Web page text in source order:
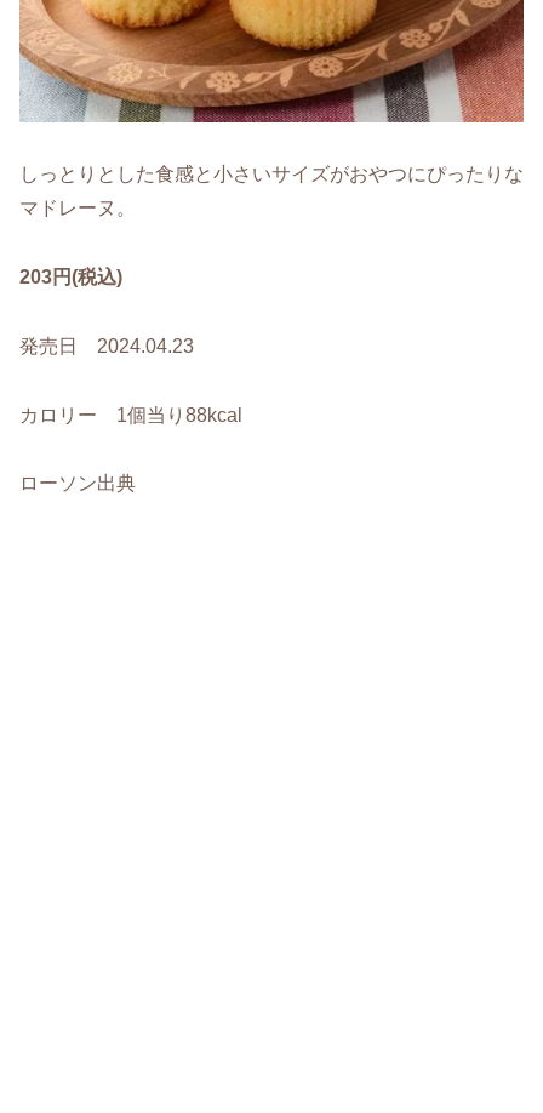
しっとりとした食感と小さいサイズがおやつにぴったりな
マドレーヌ。
203円(税込)
発売日 2024.04.23
カロリー 1個当り88kcal
ローソン出典